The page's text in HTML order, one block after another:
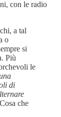
con le radio
a tal
o
si
Più
le
di
che